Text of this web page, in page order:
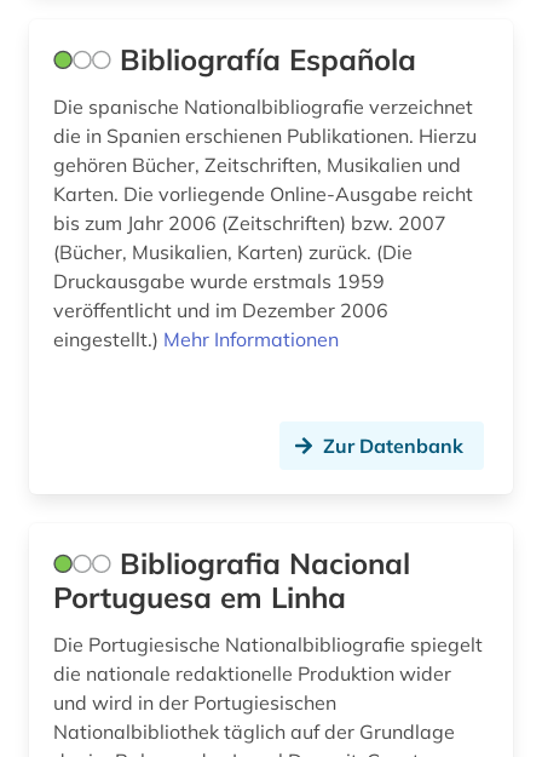
niederlandeforschung (1)
niederlandistik (2)
niederländisch (4)
nordamerika (1)
norwegisch (2)
online-publikation (1)
online-ressource (2)
open science (1)
oper (1)
oral history (1)
orthografie (1)
orthographie (2)
Bibliografía Española
Die spanische Nationalbibliografie verzeichnet
die in Spanien erschienen Publikationen. Hierzu
gehören Bücher, Zeitschriften, Musikalien und
Karten. Die vorliegende Online-Ausgabe reicht
bis zum Jahr 2006 (Zeitschriften) bzw. 2007
(Bücher, Musikalien, Karten) zurück. (Die
Druckausgabe wurde erstmals 1959
veröffentlicht und im Dezember 2006
eingestellt.) Mehr Informationen
Zur Datenbank
Bibliografia Nacional
Portuguesa em Linha
Die Portugiesische Nationalbibliografie spiegelt
die nationale redaktionelle Produktion wider
und wird in der Portugiesischen
Nationalbibliothek täglich auf der Grundlage